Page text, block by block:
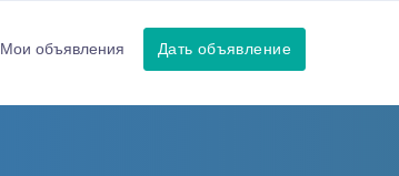
Мои объявления Дать объявление